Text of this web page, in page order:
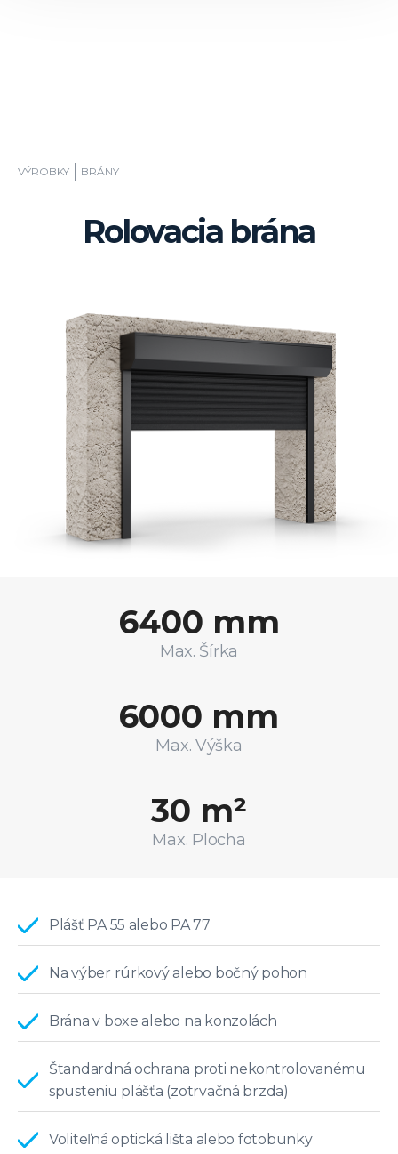
VÝROBKY BRÁNY
Rolovacia brána
6400 mm
Max. Šírka
6000 mm
Max. Výška
30 m²
Max. Plocha
Plášť PA 55 alebo PA 77
Na výber rúrkový alebo bočný pohon
Brána v boxe alebo na konzolách
Štandardná ochrana proti nekontrolovanému
spusteniu plášťa (zotrvačná brzda)
Voliteľná optická lišta alebo fotobunky